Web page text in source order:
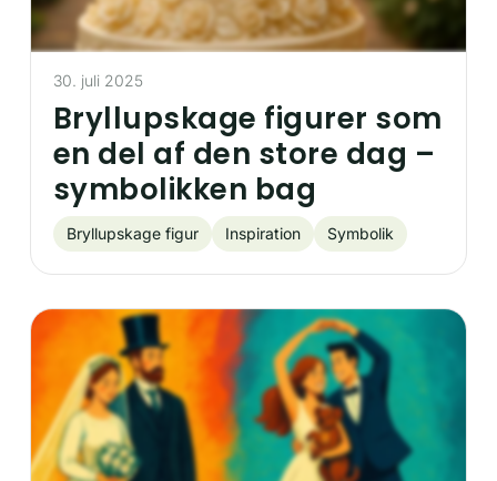
Bryllupskage figurer som
en del af den store dag –
symbolikken bag
Bryllupskage figur Inspiration Symbolik
30. juli 2025